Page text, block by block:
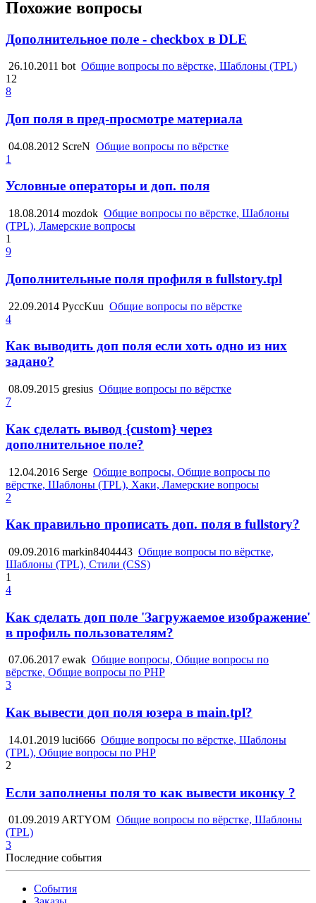
Похожие вопросы
Дополнительное поле - checkbox в DLE
26.10.2011 bot Общие вопросы по вёрстке, Шаблоны (TPL)
12
8
Доп поля в пред-просмотре материала
04.08.2012 ScreN Общие вопросы по вёрстке
1
Условные операторы и доп. поля
18.08.2014 mozdok Общие вопросы по вёрстке, Шаблоны
(TPL), Ламерские вопросы
1
9
Дополнительные поля профиля в fullstory.tpl
22.09.2014 PyccKuu Общие вопросы по вёрстке
4
Как выводить доп поля если хоть одно из них
задано?
08.09.2015 gresius Общие вопросы по вёрстке
7
Как сделать вывод {custom} через
дополнительное поле?
12.04.2016 Serge Общие вопросы, Общие вопросы по
вёрстке, Шаблоны (TPL), Хаки, Ламерские вопросы
2
Как правильно прописать доп. поля в fullstory?
09.09.2016 markin8404443 Общие вопросы по вёрстке,
Шаблоны (TPL), Стили (CSS)
1
4
Как сделать доп поле 'Загружаемое изображение'
в профиль пользователям?
07.06.2017 ewak Общие вопросы, Общие вопросы по
вёрстке, Общие вопросы по PHP
3
Как вывести доп поля юзера в main.tpl?
14.01.2019 luci666 Общие вопросы по вёрстке, Шаблоны
(TPL), Общие вопросы по PHP
2
Если заполнены поля то как вывести иконку ?
01.09.2019 ARTYOM Общие вопросы по вёрстке, Шаблоны
(TPL)
3
Последние события
События